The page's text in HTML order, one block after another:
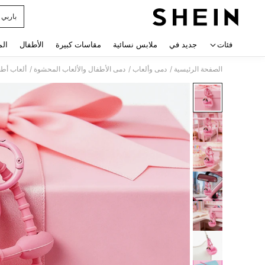
باربي
فئات جديد في ملابس نسائية مقاسات كبيرة الأطفال
الصفحة الرئيسية / دمى وألعاب / دمى الأطفال والألعاب المحشوة / ألعاب